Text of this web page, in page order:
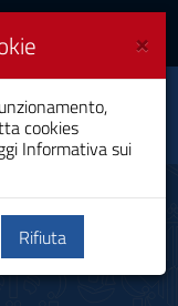
×
cookies
Informativa sui
Rifiuta